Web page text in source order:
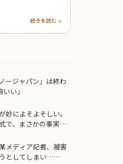
続きを読む
ージャパン」は終わ
い」
妙によそよそしい。
で、まさかの事実が
メディア記者、被害
としてしまい……